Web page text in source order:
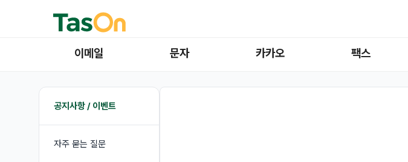
이메일 문자 카카오 팩스
공지사항 / 이벤트
자주 묻는 질문